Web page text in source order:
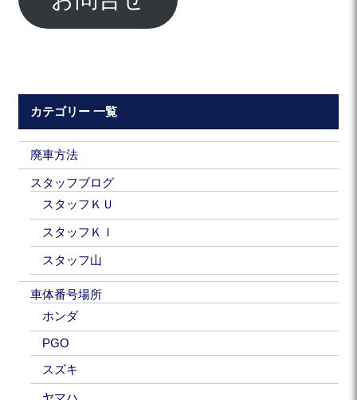
カテゴリー 一覧
廃車方法
スタッフブログ
スタッフＫＵ
スタッフＫＩ
スタッフ山
車体番号場所
ホンダ
PGO
スズキ
ヤマハ